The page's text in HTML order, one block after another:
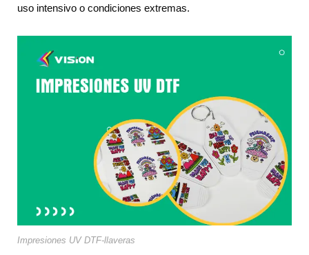
uso intensivo o condiciones extremas.
Impresiones UV DTF-llaveras